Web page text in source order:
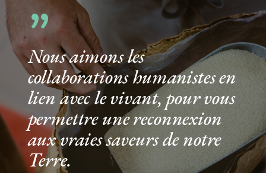
”
Nous aimons les
collaborations humanistes en
lien avec le vivant, pour vous
permettre une reconnexion
aux vraies saveurs de notre
Terre.